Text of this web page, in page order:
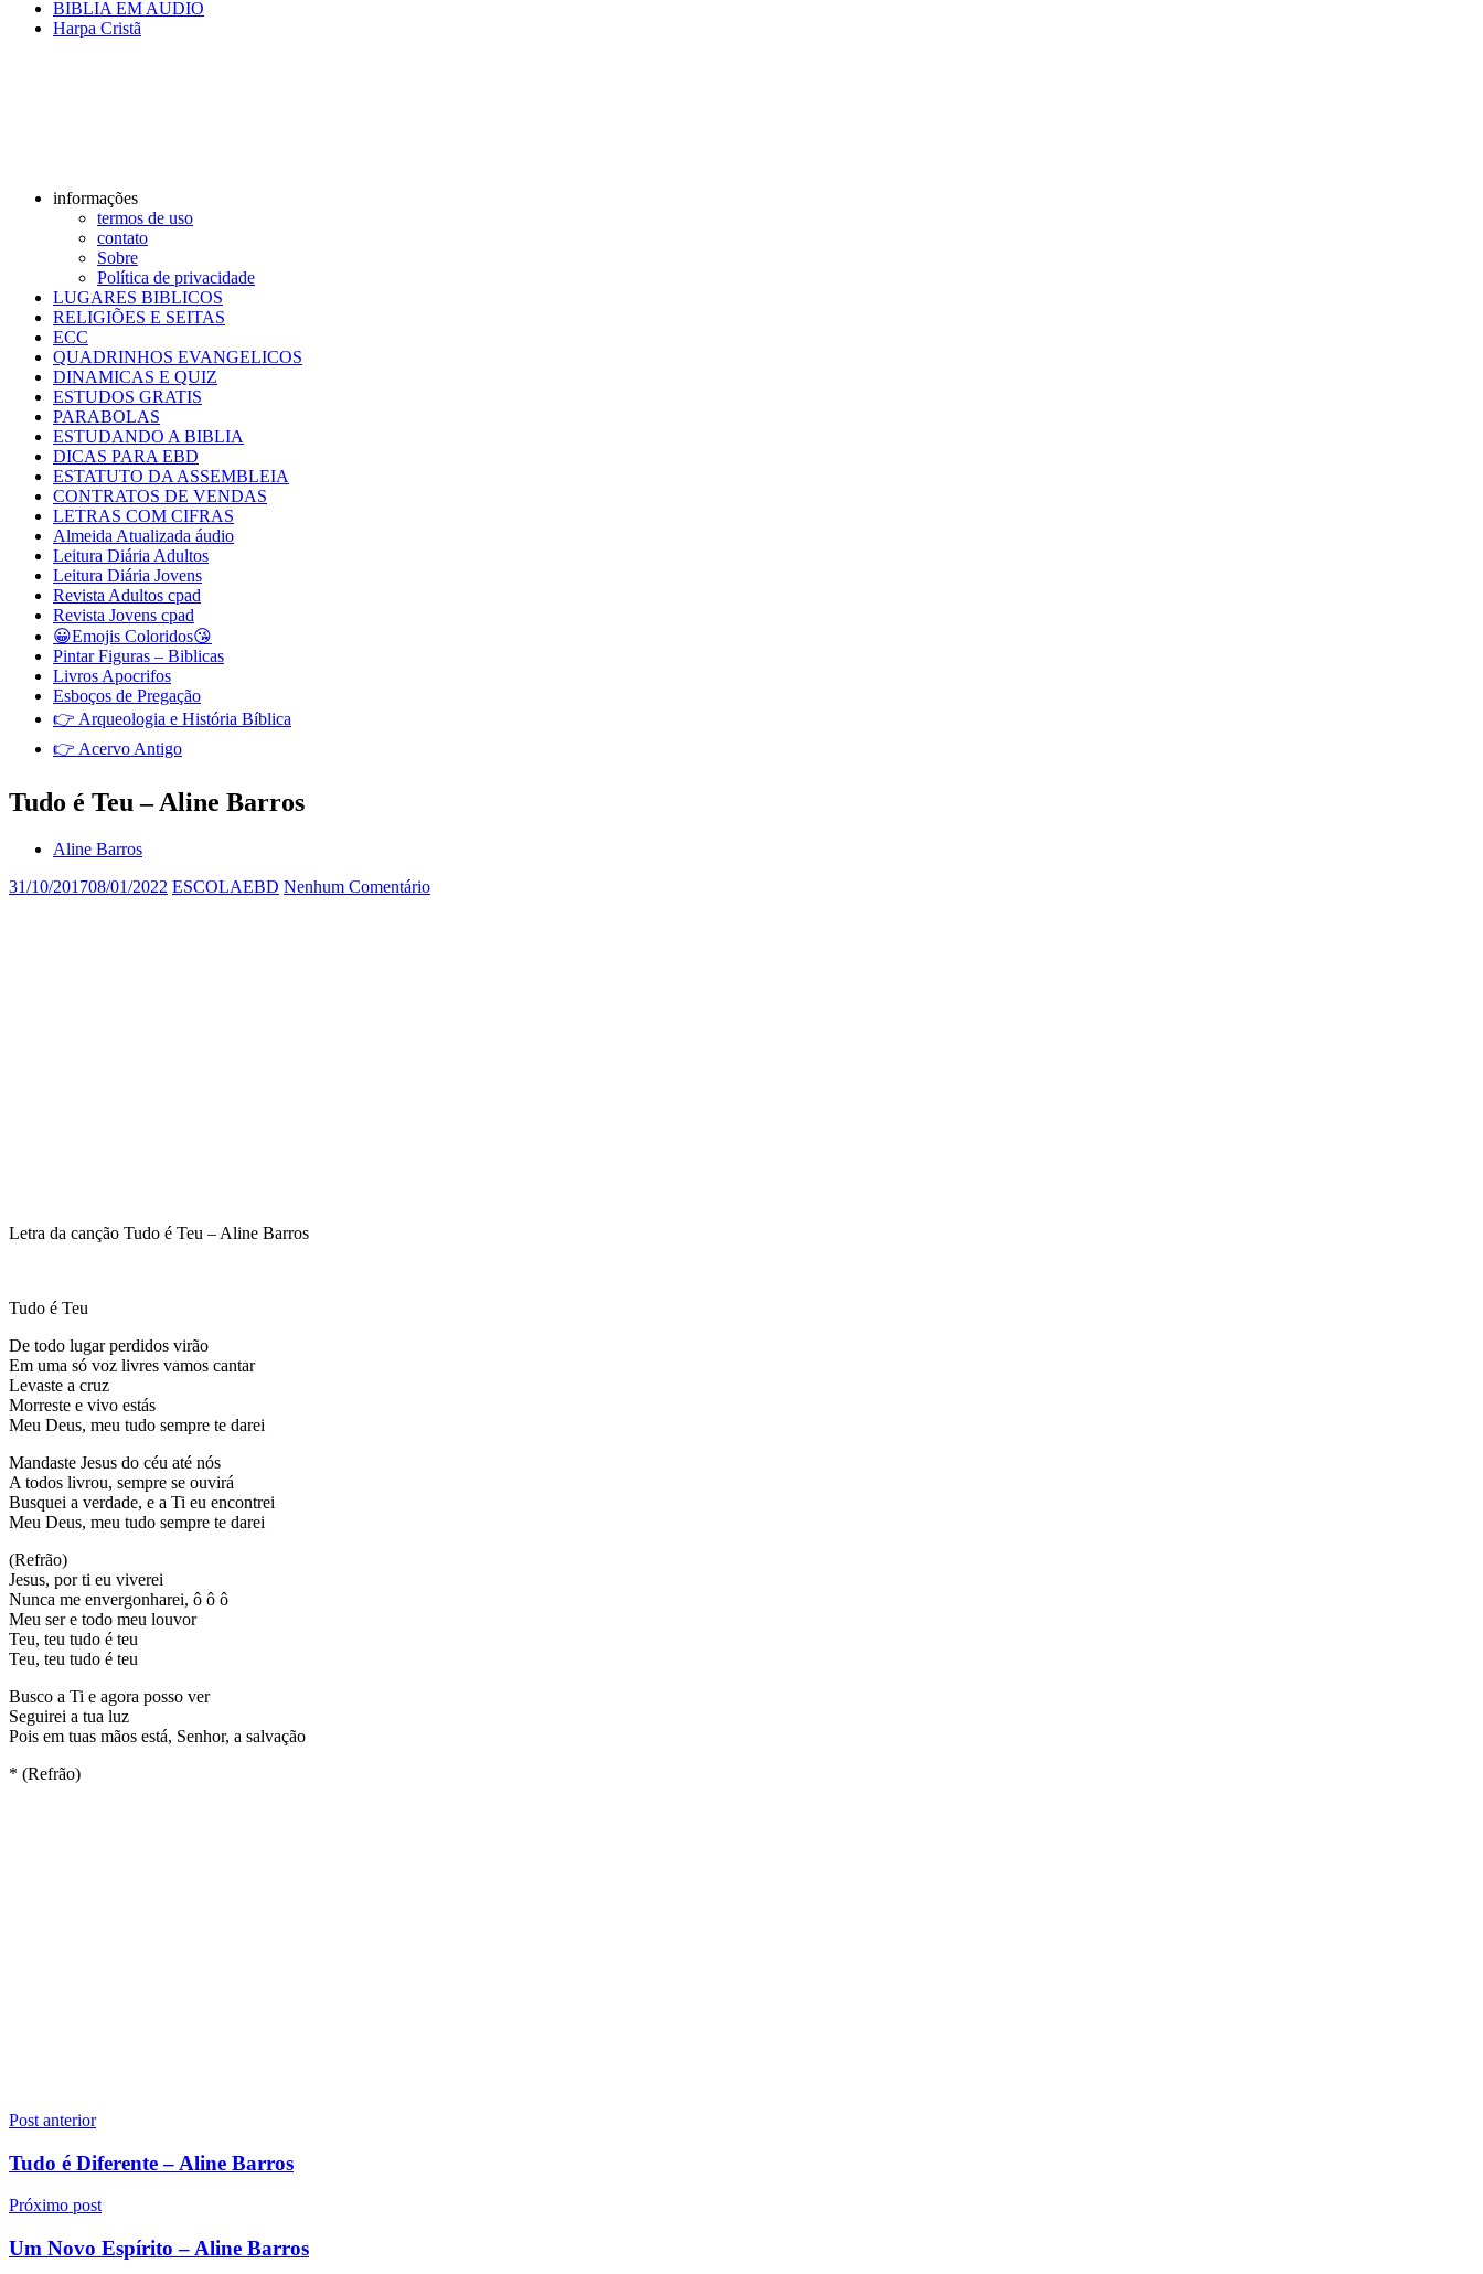
BIBLIA EM AUDIO
Harpa Cristã
informações
termos de uso
contato
Sobre
Política de privacidade
LUGARES BIBLICOS
RELIGIÕES E SEITAS
ECC
QUADRINHOS EVANGELICOS
DINAMICAS E QUIZ
ESTUDOS GRATIS
PARABOLAS
ESTUDANDO A BIBLIA
DICAS PARA EBD
ESTATUTO DA ASSEMBLEIA
CONTRATOS DE VENDAS
LETRAS COM CIFRAS
Almeida Atualizada áudio
Leitura Diária Adultos
Leitura Diária Jovens
Revista Adultos cpad
Revista Jovens cpad
😀Emojis Coloridos😘
Pintar Figuras – Biblicas
Livros Apocrifos
Esboços de Pregação
👉 Arqueologia e História Bíblica
👉 Acervo Antigo
Tudo é Teu – Aline Barros
Aline Barros
31/10/201708/01/2022 ESCOLAEBD Nenhum Comentário
Letra da canção Tudo é Teu – Aline Barros
Tudo é Teu
De todo lugar perdidos virão
Em uma só voz livres vamos cantar
Levaste a cruz
Morreste e vivo estás
Meu Deus, meu tudo sempre te darei
Mandaste Jesus do céu até nós
A todos livrou, sempre se ouvirá
Busquei a verdade, e a Ti eu encontrei
Meu Deus, meu tudo sempre te darei
(Refrão)
Jesus, por ti eu viverei
Nunca me envergonharei, ô ô ô
Meu ser e todo meu louvor
Teu, teu tudo é teu
Teu, teu tudo é teu
Busco a Ti e agora posso ver
Seguirei a tua luz
Pois em tuas mãos está, Senhor, a salvação
* (Refrão)
Navegação
de
Post anterior
Tudo é Diferente – Aline Barros
Próximo post
Um Novo Espírito – Aline Barros